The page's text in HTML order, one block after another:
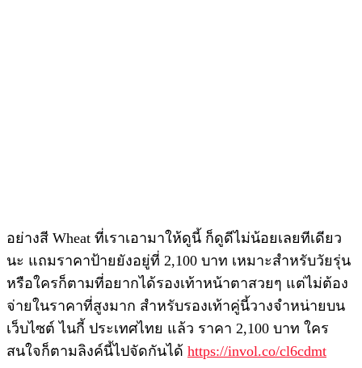
อย่างสี Wheat ที่เราเอามาให้ดูนี้ ก็ดูดีไม่น้อยเลยทีเดียว
นะ แถมราคาป้ายยังอยู่ที่ 2,100 บาท เหมาะสำหรับวัยรุ่น
หรือใครก็ตามที่อยากได้รองเท้าหน้าตาสวยๆ แต่ไม่ต้อง
จ่ายในราคาที่สูงมาก สำหรับรองเท้าคู่นี้วางจำหน่ายบน
เว็บไซต์ ไนกี้ ประเทศไทย แล้ว ราคา 2,100 บาท ใคร
สนใจก็ตามลิงค์นี้ไปจัดกันได้ https://invol.co/cl6cdmt